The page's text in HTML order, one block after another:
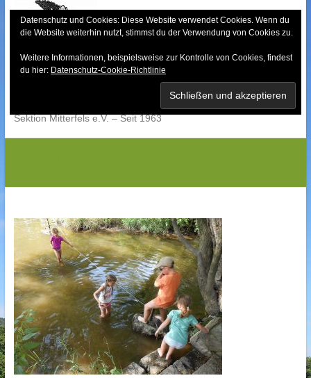
content
Bayerischer Wald-
Sektion Mitterfels e.V. – Seit 1963
Datenschutz und Cookies: Diese Website verwendet Cookies. Wenn du
die Website weiterhin nutzt, stimmst du der Verwendung von Cookies zu.
Weitere Informationen, beispielsweise zur Kontrolle von Cookies, findest
du hier: Datenschutz-Cookie-Richtlinie